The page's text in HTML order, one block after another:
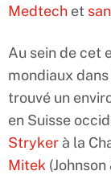
Medtech et
Au sein de cet
mondiaux
trouvé un
en Suisse
Stryker à la
Mitek